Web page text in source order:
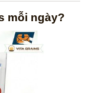
mỗi ngày?